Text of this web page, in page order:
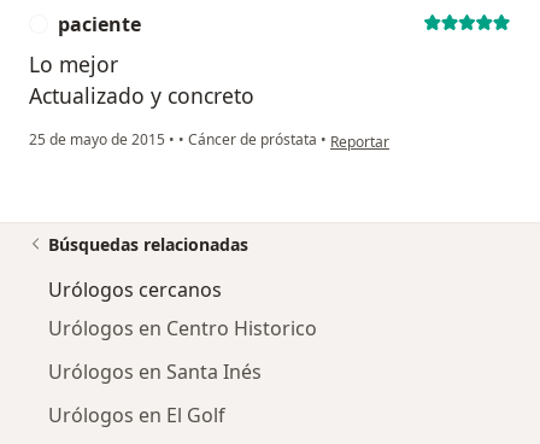
paciente
Lo mejor
Actualizado y concreto
25 de mayo de 2015 • • Cáncer de próstata • en opinión del usuario paciente
Reportar
Búsquedas relacionadas
Urólogos cercanos
Urólogos en Centro Historico
Urólogos en Santa Inés
Urólogos en El Golf